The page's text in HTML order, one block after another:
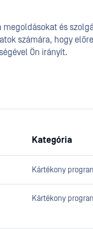
és
számára, hogy
Ön irányít.
Kategória
Kártékony
Kártékony